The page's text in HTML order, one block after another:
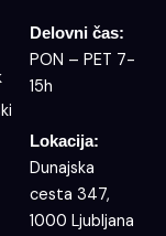
Delovni čas:
PON – PET 7-
15h
Lokacija:
Dunajska
cesta 347,
1000 Ljubljana